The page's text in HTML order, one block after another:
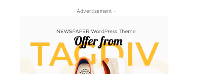
- Advertisement -